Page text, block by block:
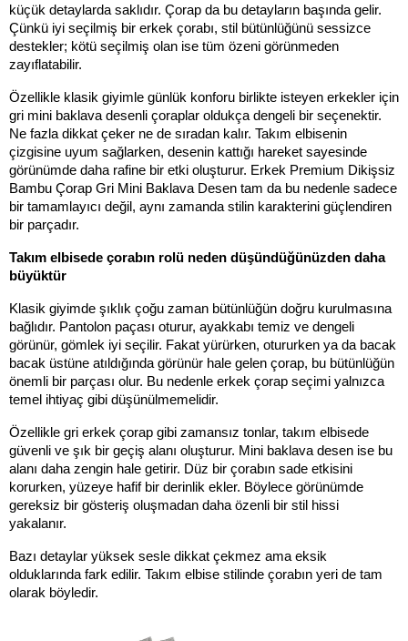
küçük detaylarda saklıdır. Çorap da bu detayların başında gelir.
Çünkü iyi seçilmiş bir erkek çorabı, stil bütünlüğünü sessizce
destekler; kötü seçilmiş olan ise tüm özeni görünmeden
zayıflatabilir.
Özellikle klasik giyimle günlük konforu birlikte isteyen erkekler için
gri mini baklava desenli çoraplar oldukça dengeli bir seçenektir.
Ne fazla dikkat çeker ne de sıradan kalır. Takım elbisenin
çizgisine uyum sağlarken, desenin kattığı hareket sayesinde
görünümde daha rafine bir etki oluşturur. Erkek Premium Dikişsiz
Bambu Çorap Gri Mini Baklava Desen tam da bu nedenle sadece
bir tamamlayıcı değil, aynı zamanda stilin karakterini güçlendiren
bir parçadır.
Takım elbisede çorabın rolü neden düşündüğünüzden daha
büyüktür
Klasik giyimde şıklık çoğu zaman bütünlüğün doğru kurulmasına
bağlıdır. Pantolon paçası oturur, ayakkabı temiz ve dengeli
görünür, gömlek iyi seçilir. Fakat yürürken, otururken ya da bacak
bacak üstüne atıldığında görünür hale gelen çorap, bu bütünlüğün
önemli bir parçası olur. Bu nedenle erkek çorap seçimi yalnızca
temel ihtiyaç gibi düşünülmemelidir.
Özellikle gri erkek çorap gibi zamansız tonlar, takım elbisede
güvenli ve şık bir geçiş alanı oluşturur. Mini baklava desen ise bu
alanı daha zengin hale getirir. Düz bir çorabın sade etkisini
korurken, yüzeye hafif bir derinlik ekler. Böylece görünümde
gereksiz bir gösteriş oluşmadan daha özenli bir stil hissi
yakalanır.
Bazı detaylar yüksek sesle dikkat çekmez ama eksik
olduklarında fark edilir. Takım elbise stilinde çorabın yeri de tam
olarak böyledir.